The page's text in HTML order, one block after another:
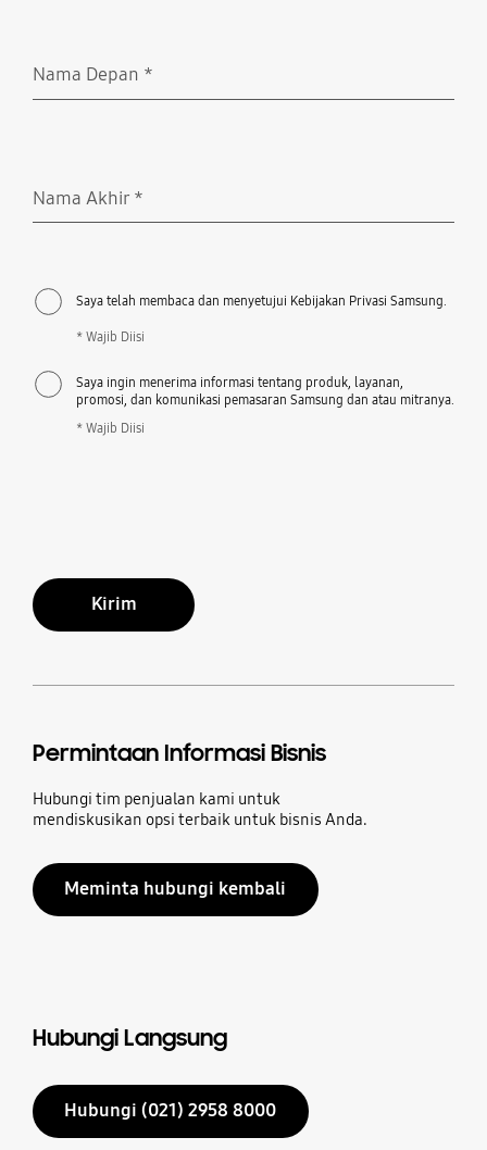
Nama Depan *
Nama Akhir *
Saya telah membaca dan menyetujui Kebijakan Privasi Samsung.
* Wajib Diisi
Saya ingin menerima informasi tentang produk, layanan,
promosi, dan komunikasi pemasaran Samsung dan atau mitranya.
* Wajib Diisi
Kirim
Permintaan Informasi Bisnis
Hubungi tim penjualan kami untuk
mendiskusikan opsi terbaik untuk bisnis Anda.
Meminta hubungi kembali
Hubungi Langsung
Hubungi (021) 2958 8000